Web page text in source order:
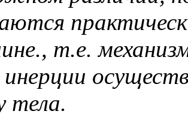
т.е.
инерции
тела.